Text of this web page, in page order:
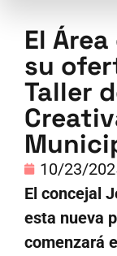
El
su
Taller
10/23/
El concejal
esta nueva
comenzará